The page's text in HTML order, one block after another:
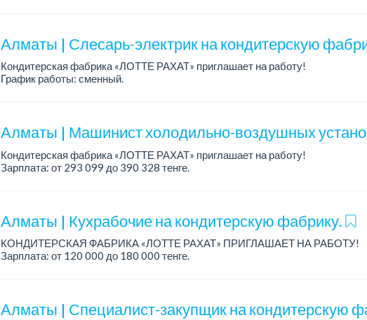
Алматы | Слесарь-электрик на кондитерскую
Кондитерская фабрика «ЛОТТЕ РАХАТ» приглашает на работу!
График работы: сменный.
Алматы | Машинист холодильно-воздушных
Кондитерская фабрика «ЛОТТЕ РАХАТ» приглашает на работу!
Зарплата: от 293 099 до 390 328 тенге.
Алматы | Кухрабочие на кондитерскую фабрику.
КОНДИТЕРСКАЯ ФАБРИКА «ЛОТТЕ РАХАТ» ПРИГЛАШАЕТ НА РАБОТУ!
Зарплата: от 120 000 до 180 000 тенге.
Алматы | Специалист-закупщик на кондитерскую